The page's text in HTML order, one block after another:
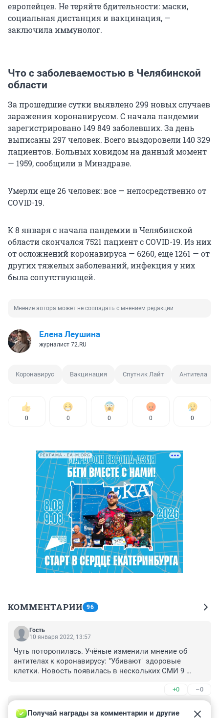
европейцев. Не теряйте бдительности: маски,
социальная дистанция и вакцинация, —
заключила иммунолог.
Что с заболеваемостью в Челябинской
области
За прошедшие сутки выявлено 299 новых случаев
заражения коронавирусом. С начала пандемии
зарегистрировано 149 849 заболевших. За день
выписаны 297 человек. Всего выздоровели 140 329
пациентов. Больных ковидом на данный момент
— 1959, сообщили в Минздраве.
Умерли еще 26 человек: все — непосредственно от
COVID-19.
К 8 января с начала пандемии в Челябинской
области скончался 7521 пациент с COVID-19. Из них
от осложнений коронавируса — 6260, еще 1261 — от
других тяжелых заболеваний, инфекция у них
была сопутствующей.
Мнение автора может не совпадать с мнением редакции
Елена Леушина
журналист 72.RU
Коронавирус Вакцинация Спутник Лайт Антитела
0 0 0 0 0
РЕКЛАМА • EA-M.ORG
КОММЕНТАРИИ 96
Гость
10 января 2022, 13:57
Чуть поторопилась. Учёные изменили мнение об
антителах к коронавирусу: "Убивают" здоровые
клетки. Новость появилась в нескольких СМИ 9
+0 –0
10 января 2022, 11:03
Получай награды за комментарии и другие